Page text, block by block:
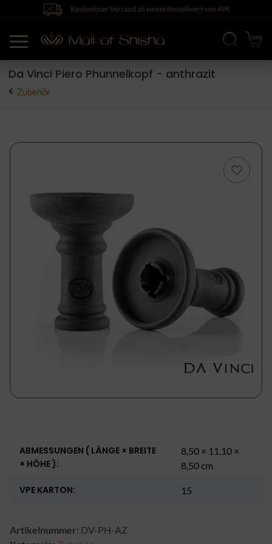
Kostenloser Versand ab einem Bestellwert von 49€
Da Vinci Piero Phunnelkopf - anthrazit
Zubehör
ABMESSUNGEN ( LÄNGE × BREITE
× HÖHE ):
8,50 × 11,10 ×
8,50 cm
VPE KARTON: 15
Artikelnummer: DV-PH-AZ